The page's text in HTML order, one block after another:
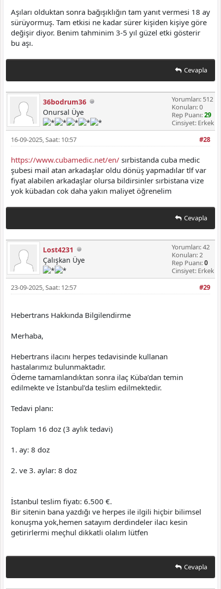
Aşıları olduktan sonra bağışıklığın tam yanıt vermesi 18 ay
sürüyormuş. Tam etkisi ne kadar sürer kişiden kişiye göre
değişir diyor. Benim tahminim 3-5 yıl güzel etki gösterir
bu aşı.
Cevapla
36bodrum36
Onursal Üye
Yorumları: 512
Konuları: 0
Rep Puanı:29
Cinsiyet: Erkek
#28
16-09-2025, Saat: 10:57
https://www.cubamedic.net/en/ sırbistanda cuba medic
şubesi mail atan arkadaşlar oldu dönüş yapmadılar tlf var
fiyat alabilen arkadaşlar olursa bildirsinler sırbistana vize
yok kübadan cok daha yakın maliyet öğrenelim
Cevapla
Lost4231
Çalışkan Üye
Yorumları: 42
Konuları: 2
Rep Puanı:0
Cinsiyet: Erkek
#29
23-09-2025, Saat: 12:57
Hebertrans Hakkında Bilgilendirme
Merhaba,
Hebertrans ilacını herpes tedavisinde kullanan
hastalarımız bulunmaktadır.
Ödeme tamamlandıktan sonra ilaç Küba’dan temin
edilmekte ve İstanbul’da teslim edilmektedir.
Tedavi planı:
Toplam 16 doz (3 aylık tedavi)
1. ay: 8 doz
2. ve 3. aylar: 8 doz
İstanbul teslim fiyatı: 6.500 €.
Bir sitenin bana yazdığı ve herpes ile ilgili hiçbir bilimsel
konuşma yok,hemen satayım derdindeler ilacı kesin
getirirlermi meçhul dikkatli olalım lütfen
Cevapla